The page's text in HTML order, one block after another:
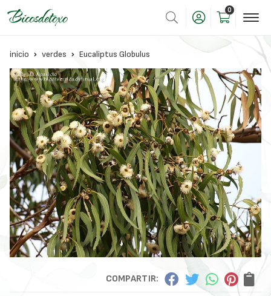
0
inicio verdes Eucaliptus Globulus
COMPARTIR: